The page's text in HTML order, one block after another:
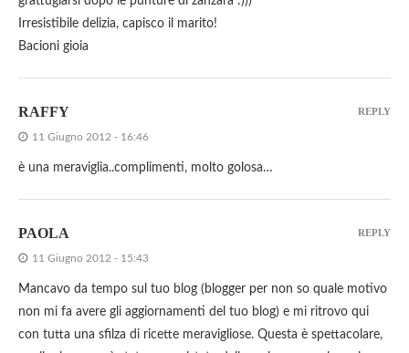
Irresistibile delizia, capisco il marito!
Bacioni gioia
RAFFY
11 Giugno 2012 - 16:46
è una meraviglia..complimenti, molto golosa…
REPLY
PAOLA
11 Giugno 2012 - 15:43
Mancavo da tempo sul tuo blog (blogger per non so quale motivo
non mi fa avere gli aggiornamenti del tuo blog) e mi ritrovo qui
con tutta una sfilza di ricette meravigliose. Questa è spettacolare,
REPLY